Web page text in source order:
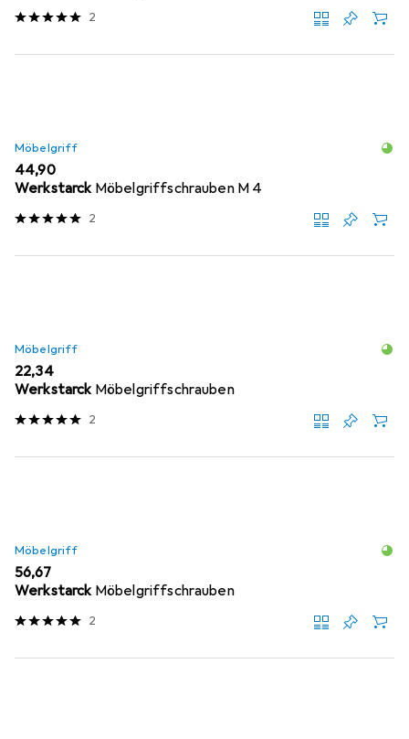
2
Möbelgriff
EUR
44,90
Werkstarck Möbelgriffschrauben M 4
2
Möbelgriff
EUR
22,34
Werkstarck Möbelgriffschrauben
2
Möbelgriff
EUR
56,67
Werkstarck Möbelgriffschrauben
2